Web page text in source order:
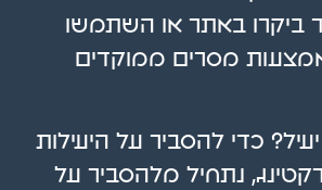
ביקרו באתר או השתמשו
מסרים ממוקדים
כדי להסביר על היעילות
נתחיל מלהסביר על